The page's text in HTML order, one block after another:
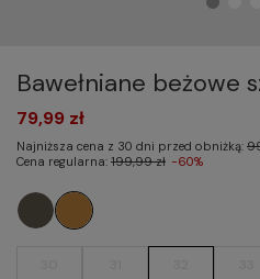
Bawełniane beżowe
79,99 zł
Najniższa cena z 30 dni przed obniżką:
Cena regularna: 199,99 zł -60%